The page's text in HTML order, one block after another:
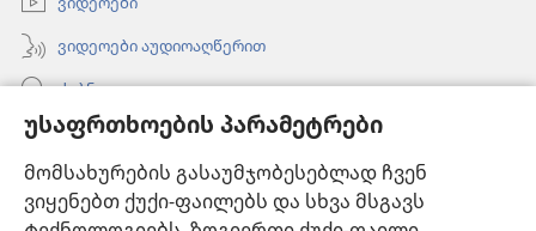
უსაფრთხოების პარამეტრები
მომსახურების გასაუმჯობესებლად ჩვენ
ვიყენებთ ქუქი-ფაილებს და სხვა მსგავს
ვიდეოები აუდიოაღწერით
ძებნა
ინფორმაცია ექიმებისთვის
ინფორმაცია ოფიციალური პირებისთვის
დახმარება